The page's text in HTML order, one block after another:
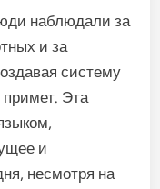
наблюдали за
и за
систему
Эта
и
несмотря на